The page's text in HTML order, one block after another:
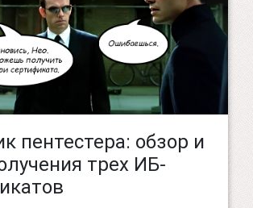
пентестера: обзор и
трех ИБ-